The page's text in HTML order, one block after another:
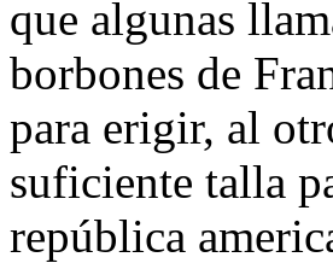
que algunas
borbones de
para erigir, al
suficiente talla
república